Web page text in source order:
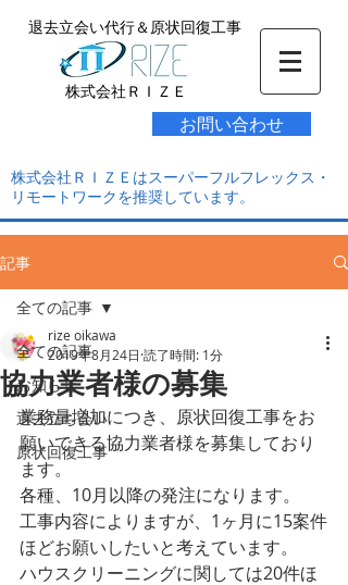
退去立会い代行＆原状回復工事
株式会社ＲＩＺＥ
お問い合わせ
株式会社ＲＩＺＥはスーパーフルフレックス・
リモートワークを推奨しています。
記事
全ての記事
お知らせ
退去立ち会い
原状回復工事
全ての記事
協力業者様の募集
rize oikawa
2019年8月24日 読了時間: 1分
業務量増加につき、原状回復工事をお
願いできる協力業者様を募集しており
ます。
各種、10月以降の発注になります。
工事内容によりますが、1ヶ月に15案件
ほどお願いしたいと考えています。
ハウスクリーニングに関しては20件ほ